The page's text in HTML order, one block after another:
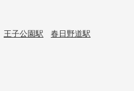
王子公園駅 春日野道駅